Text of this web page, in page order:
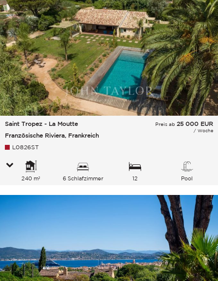
Saint Tropez - La Moutte
Französische Riviera, Frankreich
Preis ab 25 000 EUR
/ Woche
L0826ST
240 m² 6 Schlafzimmer
12
Pool